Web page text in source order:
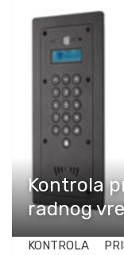
Kontrola
radnog
KONTROLA